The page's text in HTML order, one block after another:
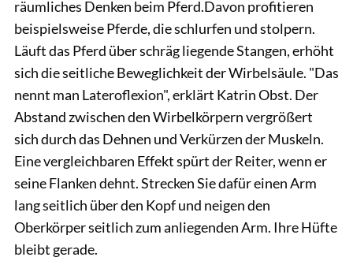
räumliches Denken beim Pferd.Davon profitieren
beispielsweise Pferde, die schlurfen und stolpern.
Läuft das Pferd über schräg liegende Stangen, erhöht
sich die seitliche Beweglichkeit der Wirbelsäule. "Das
nennt man Lateroflexion", erklärt Katrin Obst. Der
Abstand zwischen den Wirbelkörpern vergrößert
sich durch das Dehnen und Verkürzen der Muskeln.
Eine vergleichbaren Effekt spürt der Reiter, wenn er
seine Flanken dehnt. Strecken Sie dafür einen Arm
lang seitlich über den Kopf und neigen den
Oberkörper seitlich zum anliegenden Arm. Ihre Hüfte
bleibt gerade.